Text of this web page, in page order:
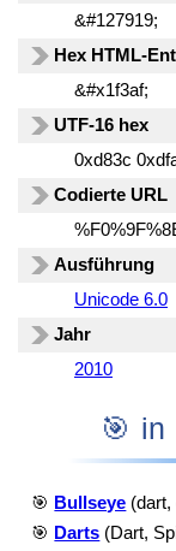
&#127919;
Hex HTML-
&#x1f3af;
UTF-16 hex
0xd83c
Codierte URL
Ausführung
Unicode 6.0
Jahr
2010
🎯 Bullseye
🎯 Darts (Dart,